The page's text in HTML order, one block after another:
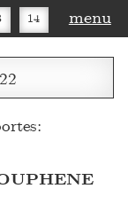
14 menu